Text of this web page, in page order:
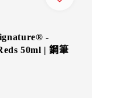
-
50ml | 鋼筆